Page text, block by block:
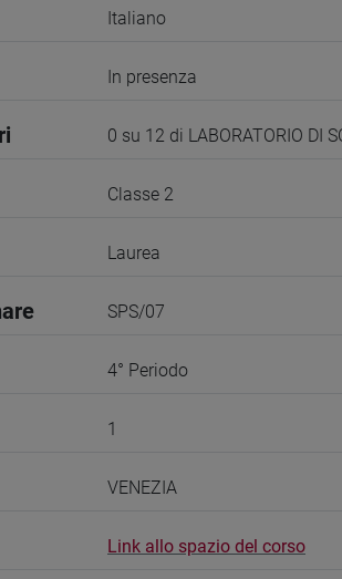
Italiano
In presenza
0 su 12 di LABORATORIO DI
Classe 2
Laurea
SPS/07
4° Periodo
1
VENEZIA
Link allo spazio del corso